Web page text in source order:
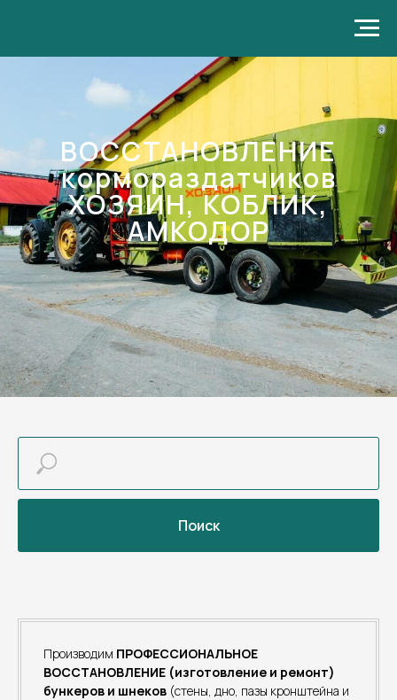
ВОССТАНОВЛЕНИЕ
кормораздатчиков
ХОЗЯИН, КОБЛИК,
АМКОДОР
Поиск
Производим ПРОФЕССИОНАЛЬНОЕ
ВОССТАНОВЛЕНИЕ (изготовление и ремонт)
бункеров и шнеков (стены, дно, пазы кронштейна и